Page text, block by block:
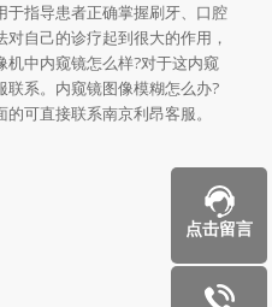
指导患者正确掌握刷牙、口腔
自己的诊疗起到很大的作用，
中内窥镜怎么样?对于这内窥
系。内窥镜图像模糊怎么办?
可直接联系南京利昂客服。
点击留言